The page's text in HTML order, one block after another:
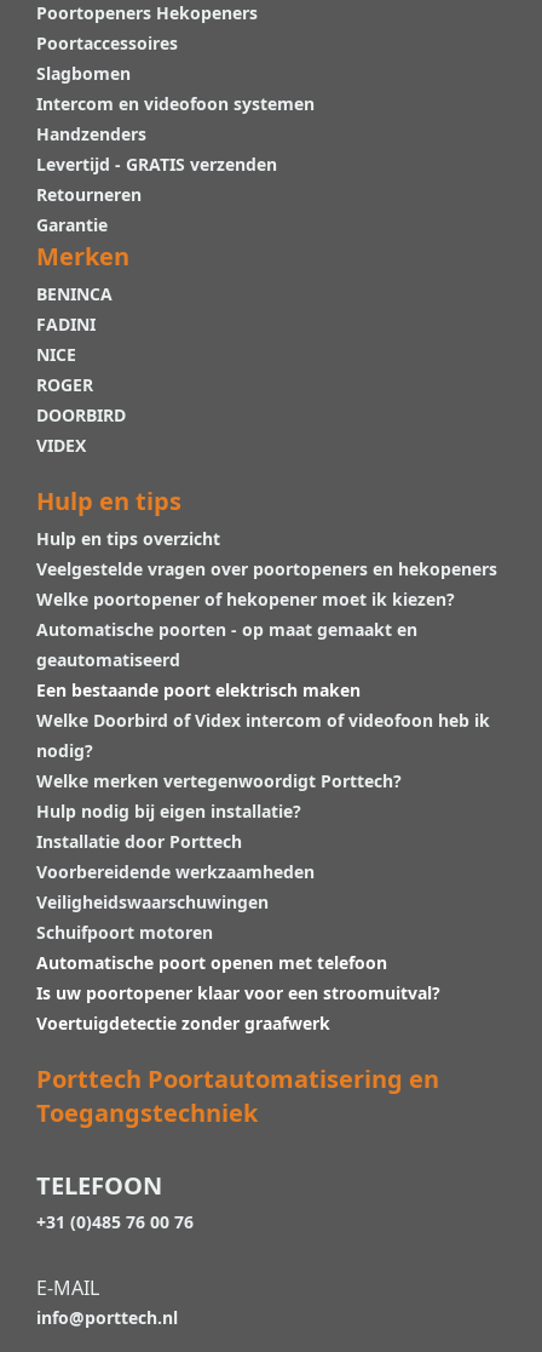
Poortopeners Hekopeners
Poortaccessoires
Slagbomen
Intercom en videofoon systemen
Handzenders
Levertijd - GRATIS verzenden
Retourneren
Garantie
Merken
BENINCA
FADINI
NICE
ROGER
DOORBIRD
VIDEX
Hulp en tips
Hulp en tips overzicht
Veelgestelde vragen over poortopeners en hekopeners
Welke poortopener of hekopener moet ik kiezen?
Automatische poorten - op maat gemaakt en
geautomatiseerd
Een bestaande poort elektrisch maken
Welke Doorbird of Videx intercom of videofoon heb ik
nodig?
Welke merken vertegenwoordigt Porttech?
Hulp nodig bij eigen installatie?
Installatie door Porttech
Voorbereidende werkzaamheden
Veiligheidswaarschuwingen
Schuifpoort motoren
Automatische poort openen met telefoon
Is uw poortopener klaar voor een stroomuitval?
Voertuigdetectie zonder graafwerk
Porttech Poortautomatisering en
Toegangstechniek
TELEFOON
+31 (0)485 76 00 76
E-MAIL
info@porttech.nl